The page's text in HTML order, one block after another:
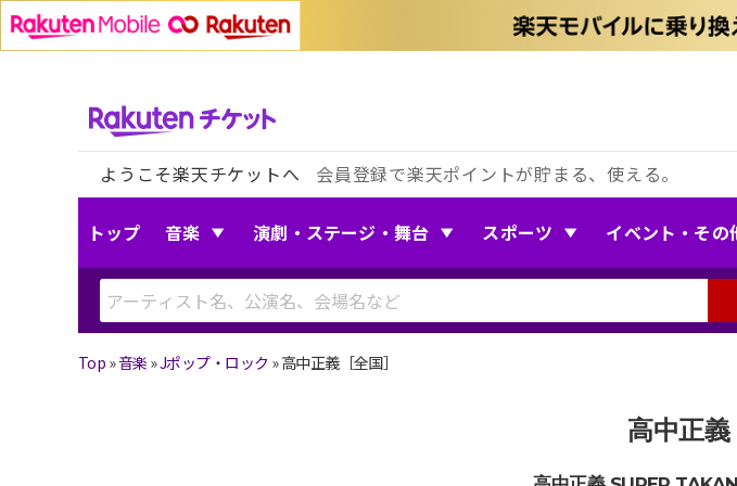
ようこそ楽天チケットへ 会員登録で楽天ポイントが貯まる、使える。
トップ 音楽 演劇・ステージ・舞台 スポーツ イベント・その
Top »音楽 »Jポップ・ロック »高中正義［全国］
高中正義